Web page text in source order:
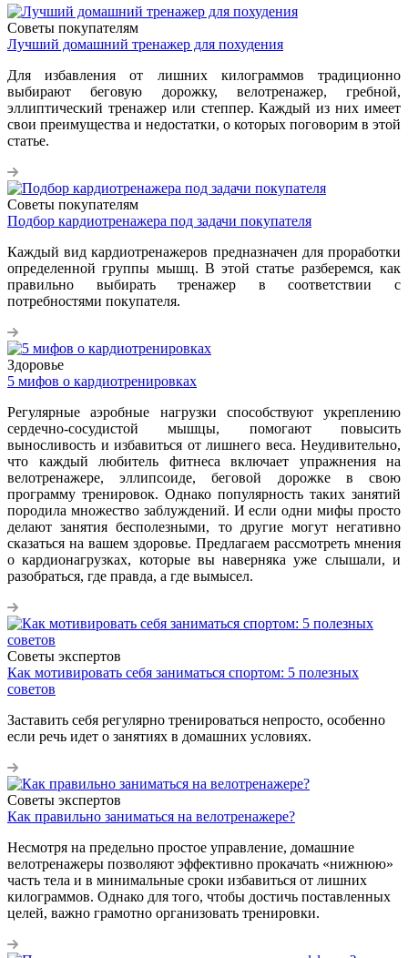
Советы покупателям
Лучший домашний тренажер для похудения
Для избавления от лишних килограммов традиционно
выбирают беговую дорожку, велотренажер, гребной,
эллиптический тренажер или степпер. Каждый из них имеет
свои преимущества и недостатки, о которых поговорим в этой
статье.
Советы покупателям
Подбор кардиотренажера под задачи покупателя
Каждый вид кардиотренажеров предназначен для проработки
определенной группы мышц. В этой статье разберемся, как
правильно выбирать тренажер в соответствии с
потребностями покупателя.
Здоровье
5 мифов о кардиотренировках
Регулярные аэробные нагрузки способствуют укреплению
сердечно-сосудистой мышцы, помогают повысить
выносливость и избавиться от лишнего веса. Неудивительно,
что каждый любитель фитнеса включает упражнения на
велотренажере, эллипсоиде, беговой дорожке в свою
программу тренировок. Однако популярность таких занятий
породила множество заблуждений. И если одни мифы просто
делают занятия бесполезными, то другие могут негативно
сказаться на вашем здоровье. Предлагаем рассмотреть мнения
о кардионагрузках, которые вы наверняка уже слышали, и
разобраться, где правда, а где вымысел.
Советы экспертов
Как мотивировать себя заниматься спортом: 5 полезных
советов
Заставить себя регулярно тренироваться непросто, особенно
если речь идет о занятиях в домашних условиях.
Советы экспертов
Как правильно заниматься на велотренажере?
Несмотря на предельно простое управление, домашние
велотренажеры позволяют эффективно прокачать «нижнюю»
часть тела и в минимальные сроки избавиться от лишних
килограммов. Однако для того, чтобы достичь поставленных
целей, важно грамотно организовать тренировки.